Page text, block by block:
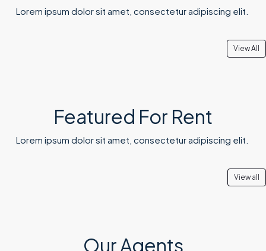
Lorem ipsum dolor sit amet, consectetur adipiscing elit. ​
View All
Featured For Rent
Lorem ipsum dolor sit amet, consectetur adipiscing elit. ​
View all
Our Agents